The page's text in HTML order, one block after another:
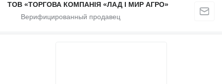
ТОВ «ТОРГОВА КОМПАНІЯ «ЛАД І МИР АГРО»